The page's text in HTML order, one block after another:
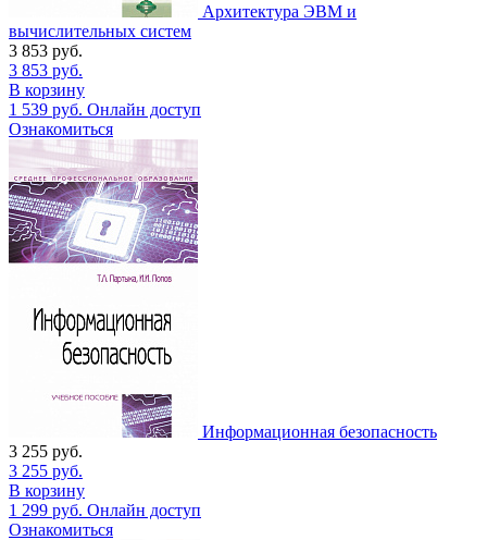
Архитектура ЭВМ и
вычислительных систем
3 853 руб.
3 853 руб.
В корзину
1 539 руб. Онлайн доступ
Ознакомиться
Информационная безопасность
3 255 руб.
3 255 руб.
В корзину
1 299 руб. Онлайн доступ
Ознакомиться